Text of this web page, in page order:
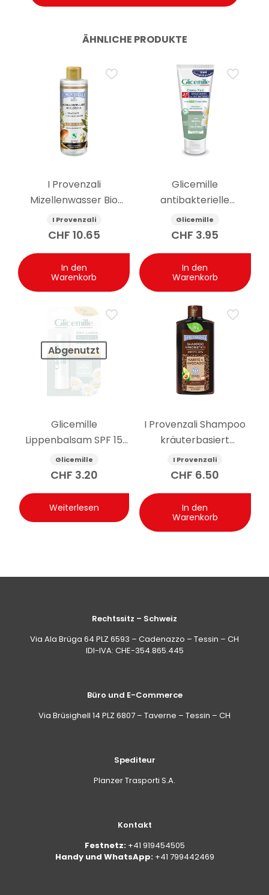
ÄHNLICHE PRODUKTE
I Provenzali
Mizellenwasser Bio
Arganöl 400 ml
I Provenzali
CHF 10.65
In den
Warenkorb
Glicemille
antibakterielle
feuchtigkeitsspendende
Handcreme 100ml
Glicemille
CHF 3.95
In den
Warenkorb
Abgenutzt
Glicemille
Lippenbalsam SPF 15
pflegend 5.5g
Glicemille
CHF 3.20
Weiterlesen
I Provenzali Shampoo
kräuterbasiert
Seideneffekt
Sheabutter und
I Provenzali
CHF 6.50
In den
Warenkorb
Rechtssitz – Schweiz
Via Ala Brüga 64 PLZ 6593 – Cadenazzo – Tessin – CH
IDI-IVA: CHE-354.865.445
Büro und E-Commerce
Via Brüsighell 14 PLZ 6807 – Taverne – Tessin – CH
Spediteur
Planzer Trasporti S.A.
Kontakt
Festnetz: +41 919454505
Handy und WhatsApp: +41 799442469